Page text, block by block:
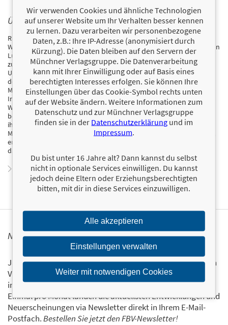
ÜBER RALF MÜLLER
Ralf Müllers inspirierende Reise begann nicht mit einer goldenen
Wiegensituation oder dem Glück im Lotto, sondern bei Null. Ohne den
Luxus einer wohlhabenden Familie schuf er sich seinen eigenen Weg
zum Selfmade-Millionär durch die Gründung erfolgreicher
Unternehmen. Seine beeindruckende Laufbahn führte zur Gründung
des renommierten Instituts für finanzielle Bildung. Heute ist Ralf
Müller nicht nur Akademiker, Firmengründer, Autor, Vater und
Investor, sondern vor allem ein Motivator, der mit Leidenschaft sein
Wissen teilt. Sein Ziel ist es, Menschen aus allen Lebensbereichen
beizubringen, wie sie erfolgreich an der Börse agieren können, um
ihren Familien ein erfülltes und besseres Leben zu ermöglichen. Ralf
Müller ist der Beweis dafür, dass der Weg von Null zu einem erfüllten,
erfolgreichen Leben möglich ist, wenn man die Entschlossenheit und
das Wissen hat, seine Träume zu verwirklichen.
Zum Profil von Ralf Müller
NEWSLETTER FINANZBUCH VERLAG
Ja, ich will mit dem kostenlosen Newsletter des FinanzBuch
Verlags über die aktuellen Trends im Finanzbereich
informiert bleiben.
Einmal pro Monat landen die aktuellsten Entwicklungen und
Neuerscheinungen via Newsletter direkt in Ihrem E-Mail-
Postfach.Bestellen Sie jetzt den FBV-Newsletter!
Wir verwenden Cookies und ähnliche Technologien
auf unserer Website um Ihr Verhalten besser kennen
zu lernen. Dazu verarbeiten wir personenbezogene
Daten, z.B.: Ihre IP-Adresse (anonymisiert durch
Kürzung). Die Daten bleiben auf den Servern der
Münchner Verlagsgruppe. Die Datenverarbeitung
kann mit Ihrer Einwilligung oder auf Basis eines
berechtigten Interesses erfolgen. Sie können Ihre
Einstellungen über das Cookie-Symbol rechts unten
auf der Website ändern. Weitere Informationen zum
Datenschutz und zur Münchner Verlagsgruppe
finden sie in der Datenschutzerklärung und im
Impressum.
Du bist unter 16 Jahre alt? Dann kannst du selbst
nicht in optionale Services einwilligen. Du kannst
jedoch deine Eltern oder Erziehungsberechtigten
bitten, mit dir in diese Services einzuwilligen.
Alle akzeptieren
Einstellungen verwalten
Weiter mit notwendigen Cookies